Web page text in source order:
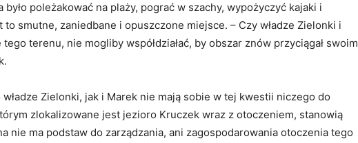
poleżakować na plaży, pograć w szachy, wypożyczyć kajaki i
smutne, zaniedbane i opuszczone miejsce. – Czy władze Zielonki i
terenu, nie mogliby współdziałać, by obszar znów przyciągał swoim
Zielonki, jak i Marek nie mają sobie w tej kwestii niczego do
zlokalizowane jest jezioro Kruczek wraz z otoczeniem, stanowią
nie ma podstaw do zarządzania, ani zagospodarowania otoczenia tego